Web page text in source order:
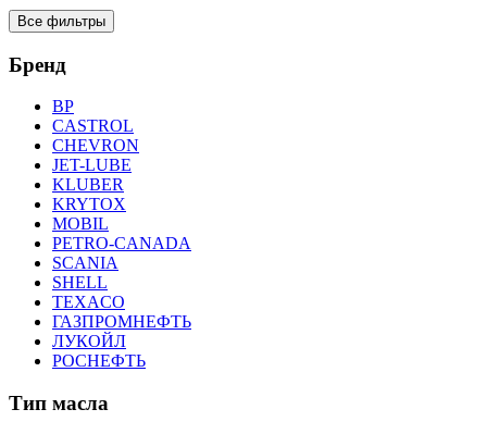
Все фильтры
Бренд
BP
CASTROL
CHEVRON
JET-LUBE
KLUBER
KRYTOX
MOBIL
PETRO-CANADA
SCANIA
SHELL
TEXACO
ГАЗПРОМНЕФТЬ
ЛУКОЙЛ
РОСНЕФТЬ
Тип масла